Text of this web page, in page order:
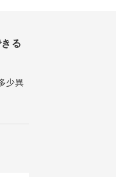
る
少異